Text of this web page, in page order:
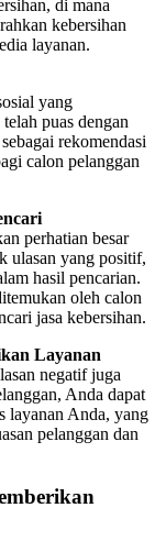
di mana
kebersihan
layanan.
yang
puas dengan
rekomendasi
calon pelanggan
perhatian besar
ulasan yang positif,
hasil pencarian.
oleh calon
jasa kebersihan.
Layanan
negatif juga
Anda dapat
layanan Anda, yang
pelanggan dan